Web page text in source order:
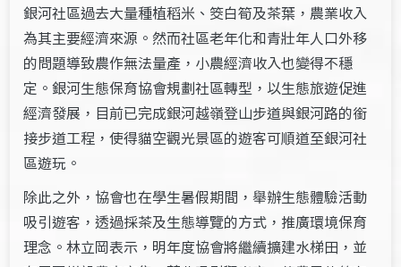
銀河社區過去大量種植稻米、筊白筍及茶葉，農業收入
為其主要經濟來源。然而社區老年化和青壯年人口外移
的問題導致農作無法量產，小農經濟收入也變得不穩
定。銀河生態保育協會規劃社區轉型，以生態旅遊促進
經濟發展，目前已完成銀河越嶺登山步道與銀河路的銜
接步道工程，使得貓空觀光景區的遊客可順道至銀河社
區遊玩。
除此之外，協會也在學生暑假期間，舉辦生態體驗活動
吸引遊客，透過採茶及生態導覽的方式，推廣環境保育
理念。林立岡表示，明年度協會將繼續擴建水梯田，並